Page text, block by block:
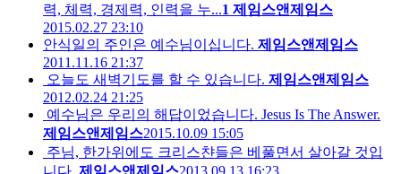
력, 체력, 경제력, 인력을 누...1 제임스앤제임스
2015.02.27 23:10
안식일의 주인은 예수님이십니다. 제임스앤제임스
2011.11.16 21:37
오늘도 새벽기도를 할 수 있습니다. 제임스앤제임스
2012.02.24 21:25
예수님은 우리의 해답이었습니다. Jesus Is The Answer.
제임스앤제임스2015.10.09 15:05
주님, 한가위에도 크리스챤들은 베풀면서 살아갈 것입